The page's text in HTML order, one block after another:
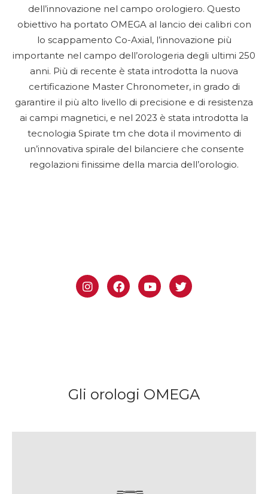
dell’innovazione nel campo orologiero. Questo
obiettivo ha portato OMEGA al lancio dei calibri con
lo scappamento Co-Axial, l’innovazione più
importante nel campo dell’orologeria degli ultimi 250
anni. Più di recente è stata introdotta la nuova
certificazione Master Chronometer, in grado di
garantire il più alto livello di precisione e di resistenza
ai campi magnetici, e nel 2023 è stata introdotta la
tecnologia Spirate tm che dota il movimento di
un’innovativa spirale del bilanciere che consente
regolazioni finissime della marcia dell’orologio.
Gli orologi OMEGA